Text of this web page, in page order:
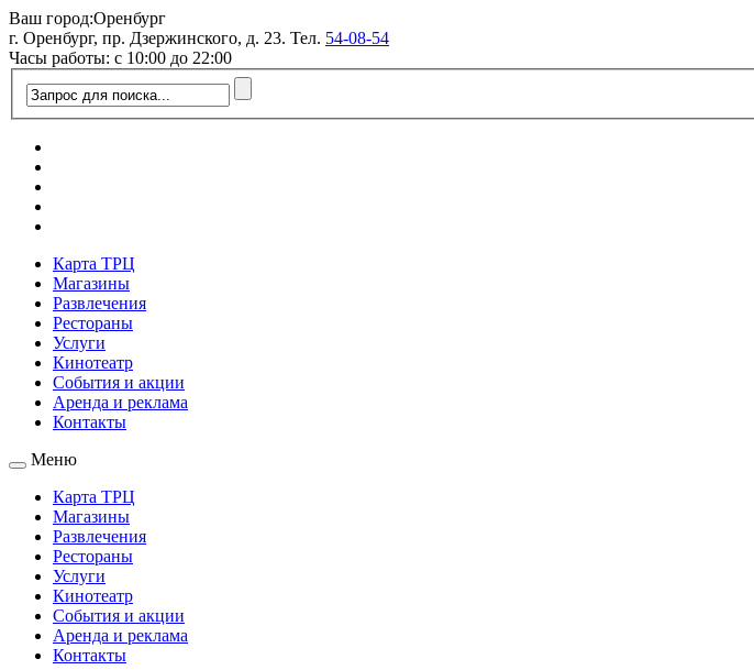
Ваш город:Оренбург
г. Оренбург, пр. Дзержинского, д. 23. Тел. 54-08-54
Часы работы: с 10:00 до 22:00
Карта ТРЦ
Магазины
Развлечения
Рестораны
Услуги
Кинотеатр
События и акции
Аренда и реклама
Контакты
Меню
Карта ТРЦ
Магазины
Развлечения
Рестораны
Услуги
Кинотеатр
События и акции
Аренда и реклама
Контакты